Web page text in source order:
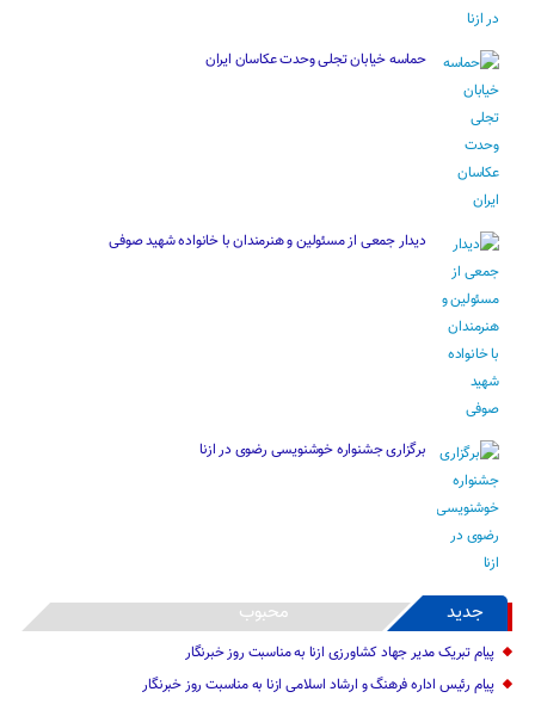
حماسه خیابان تجلی وحدت عکاسان ایران
دیدار جمعی از مسئولین و هنرمندان با خانواده شهید صوفی
برگزاری جشنواره خوشنویسی رضوی در ازنا
جدید محبوب
پیام تبریک مدیر جهاد کشاورزی ازنا به مناسبت روز خبرنگار
پیام رئیس اداره فرهنگ و ارشاد اسلامی ازنا به مناسبت روز خبرنگار